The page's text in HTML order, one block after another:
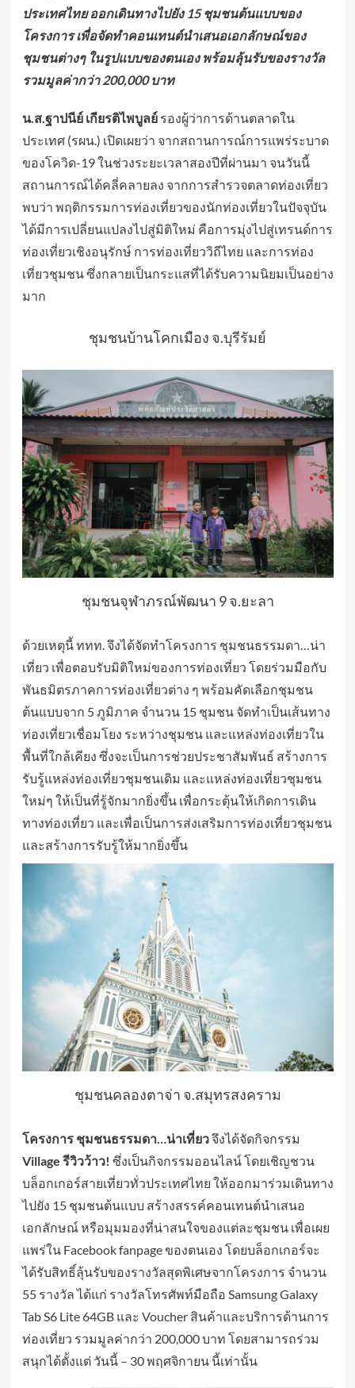
ประเทศไทย ออกเดินทางไปยัง 15 ชุมชนต้นแบบของ
โครงการ เพื่อจัดทำคอนเทนต์นำเสนอเอกลักษณ์ของ
ชุมชนต่างๆ ในรูปแบบของตนเอง พร้อมลุ้นรับของรางวัล
รวมมูลค่ากว่า 200,000 บาท
น.ส.ฐาปนีย์ เกียรติไพบูลย์รองผู้ว่าการด้านตลาดใน
ประเทศ (รผน.) เปิดเผยว่า จากสถานการณ์การแพร่ระบาด
ของโควิด-19 ในช่วงระยะเวลาสองปีที่ผ่านมา จนวันนี้
สถานการณ์ได้คลี่คลายลง จากการสำรวจตลาดท่องเที่ยว
พบว่า พฤติกรรมการท่องเที่ยวของนักท่องเที่ยวในปัจจุบัน
ได้มีการเปลี่ยนแปลงไปสู่มิติใหม่ คือการมุ่งไปสู่เทรนด์การ
ท่องเที่ยวเชิงอนุรักษ์ การท่องเที่ยววิถีไทย และการท่อง
เที่ยวชุมชน ซึ่งกลายเป็นกระแสที่ได้รับความนิยมเป็นอย่าง
มาก
ชุมชนบ้านโคกเมือง จ.บุรีรัมย์
ชุมชนจุฬาภรณ์พัฒนา 9 จ.ยะลา
ด้วยเหตุนี้ ททท. จึงได้จัดทำโครงการ ชุมชนธรรมดา…น่า
เที่ยว เพื่อตอบรับมิติใหม่ของการท่องเที่ยว โดยร่วมมือกับ
พันธมิตรภาคการท่องเที่ยวต่าง ๆ พร้อมคัดเลือกชุมชน
ต้นแบบจาก 5 ภูมิภาค จำนวน 15 ชุมชน จัดทำเป็นเส้นทาง
ท่องเที่ยวเชื่อมโยง ระหว่างชุมชน และแหล่งท่องเที่ยวใน
พื้นที่ใกล้เคียง ซึ่งจะเป็นการช่วยประชาสัมพันธ์ สร้างการ
รับรู้แหล่งท่องเที่ยวชุมชนเดิม และแหล่งท่องเที่ยวชุมชน
ใหม่ๆ ให้เป็นที่รู้จักมากยิ่งขึ้น เพื่อกระตุ้นให้เกิดการเดิน
ทางท่องเที่ยว และเพื่อเป็นการส่งเสริมการท่องเที่ยวชุมชน
และสร้างการรับรู้ให้มากยิ่งขึ้น
ชุมชนคลองตาจ่า จ.สมุทรสงคราม
โครงการ ชุมชนธรรมดา…น่าเที่ยวจึงได้จัดกิจกรรม
Village รีวิวว้าว! ซึ่งเป็นกิจกรรมออนไลน์ โดยเชิญชวน
บล็อกเกอร์สายเที่ยวทั่วประเทศไทย ให้ออกมาร่วมเดินทาง
ไปยัง 15 ชุมชนต้นแบบ สร้างสรรค์คอนเทนต์นำเสนอ
เอกลักษณ์ หรือมุมมองที่น่าสนใจของแต่ละชุมชน เพื่อเผย
แพร่ใน Facebook fanpage ของตนเอง โดยบล็อกเกอร์จะ
ได้รับสิทธิ์ลุ้นรับของรางวัลสุดพิเศษจากโครงการ จำนวน
55 รางวัล ได้แก่ รางวัลโทรศัพท์มือถือ Samsung Galaxy
Tab S6 Lite 64GB และ Voucher สินค้าและบริการด้านการ
ท่องเที่ยว รวมมูลค่ากว่า 200,000 บาท โดยสามารถร่วม
สนุกได้ตั้งแต่ วันนี้ – 30 พฤศจิกายน นี้เท่านั้น